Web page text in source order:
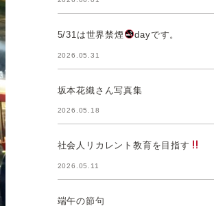
5/31は世界禁煙 dayです。
2026.05.31
坂本花織さん写真集
2026.05.18
社会人リカレント教育を目指す
2026.05.11
端午の節句